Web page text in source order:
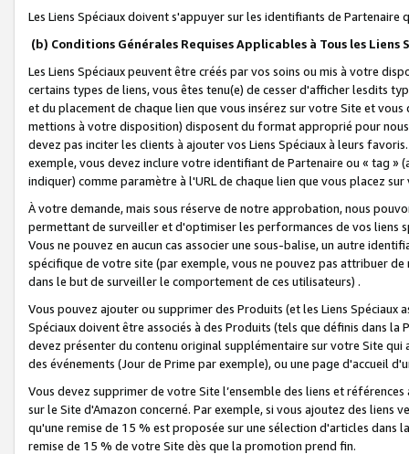
Les Liens Spéciaux doivent s'appuyer sur les identifiants de Partenaire
(b) Conditions Générales Requises Applicables à Tous les Liens
Les Liens Spéciaux peuvent être créés par vos soins ou mis à votre
certains types de liens, vous êtes tenu(e) de cesser d'afficher lesdits
et du placement de chaque lien que vous insérez sur votre Site et
mettions à votre disposition) disposent du format approprié pour
devez pas inciter les clients à ajouter vos Liens Spéciaux à leurs
exemple, vous devez inclure votre identifiant de Partenaire ou « tag
indiquer) comme paramètre à l'URL de chaque lien que vous placez
À votre demande, mais sous réserve de notre approbation, nous
permettant de surveiller et d'optimiser les performances de vos liens
Vous ne pouvez en aucun cas associer une sous-balise, un autre
spécifique de votre site (par exemple, vous ne pouvez pas attribuer
dans le but de surveiller le comportement de ces utilisateurs) .
Vous pouvez ajouter ou supprimer des Produits (et les Liens
Spéciaux doivent être associés à des Produits (tels que définis dans
devez présenter du contenu original supplémentaire sur votre Site qui
des événements (Jour de Prime par exemple), ou une page d'accueil
Vous devez supprimer de votre Site l’ensemble des liens et
sur le Site d'Amazon concerné. Par exemple, si vous ajoutez des
qu'une remise de 15 % est proposée sur une sélection d'articles
remise de 15 % de votre Site dès que la promotion prend fin.